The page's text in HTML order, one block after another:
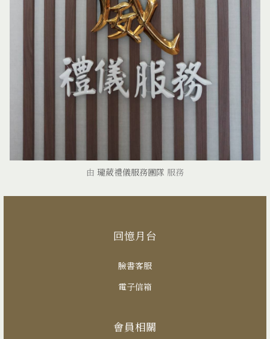
由 瓏葳禮儀服務團隊 服務
回憶月台
臉書客服
電子信箱
會員相關